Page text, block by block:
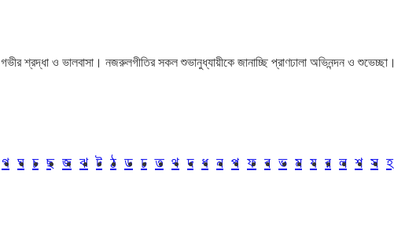
গভীর শ্রদ্ধা ও ভালবাসা। নজরুলগীতির সকল শুভানুধ্যায়ীকে জানাচ্ছি প্রাণঢালা অভিনন্দন ও শুভেচ্ছা।
গ ঘ চ ছ জ ঝ ট ঠ ড ঢ ত থ দ ধ ন প ফ ব ভ ম য র ল শ স হ